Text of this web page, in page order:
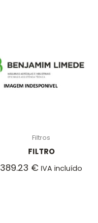
Filtros
FILTRO
389.23 € IVA incluído